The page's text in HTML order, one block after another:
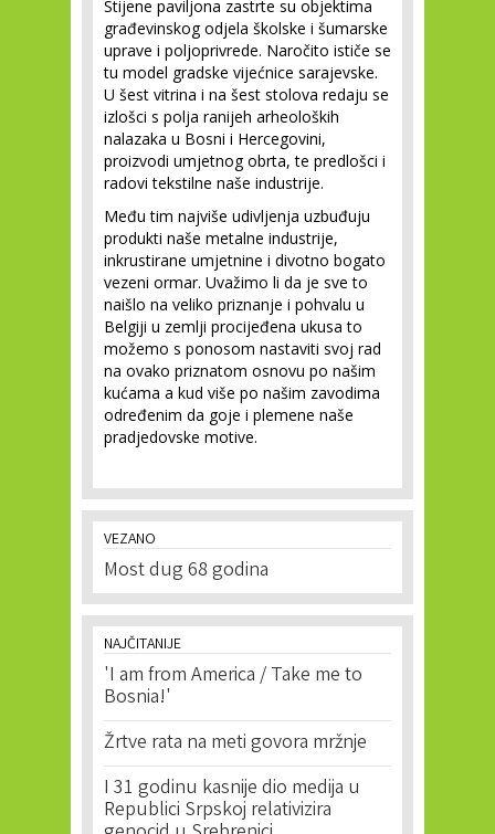
Stijene paviljona zastrte su objektima
građevinskog odjela školske i šumarske
uprave i poljoprivrede. Naročito ističe se
tu model gradske vijećnice sarajevske.
U šest vitrina i na šest stolova redaju se
izlošci s polja ranijeh arheoloških
nalazaka u Bosni i Hercegovini,
proizvodi umjetnog obrta, te predlošci i
radovi tekstilne naše industrije.
Među tim najviše udivljenja uzbuđuju
produkti naše metalne industrije,
inkrustirane umjetnine i divotno bogato
vezeni ormar. Uvažimo li da je sve to
naišlo na veliko priznanje i pohvalu u
Belgiji u zemlji procijeđena ukusa to
možemo s ponosom nastaviti svoj rad
na ovako priznatom osnovu po našim
kućama a kud više po našim zavodima
određenim da goje i plemene naše
pradjedovske motive.
VEZANO
Most dug 68 godina
NAJČITANIJE
'I am from America / Take me to
Bosnia!'
Žrtve rata na meti govora mržnje
I 31 godinu kasnije dio medija u
Republici Srpskoj relativizira